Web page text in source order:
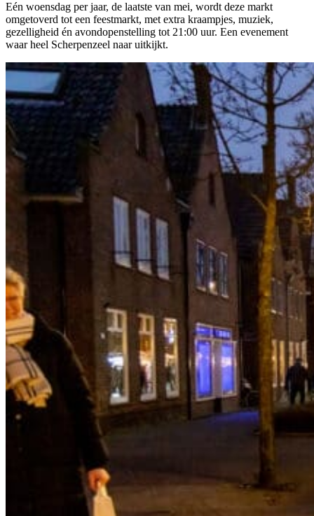
Eén woensdag per jaar, de laatste van mei, wordt deze markt
omgetoverd tot een feestmarkt, met extra kraampjes, muziek,
gezelligheid én avondopenstelling tot 21:00 uur. Een evenement
waar heel Scherpenzeel naar uitkijkt.